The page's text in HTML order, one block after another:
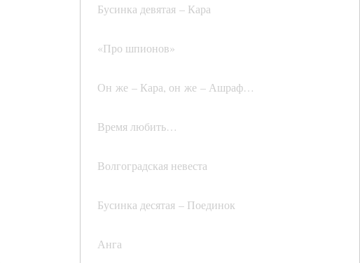
Бусинка девятая – Кара
«Про шпионов»
Он же – Кара, он же – Ашраф…
Время любить…
Волгоградская невеста
Бусинка десятая – Поединок
Анга